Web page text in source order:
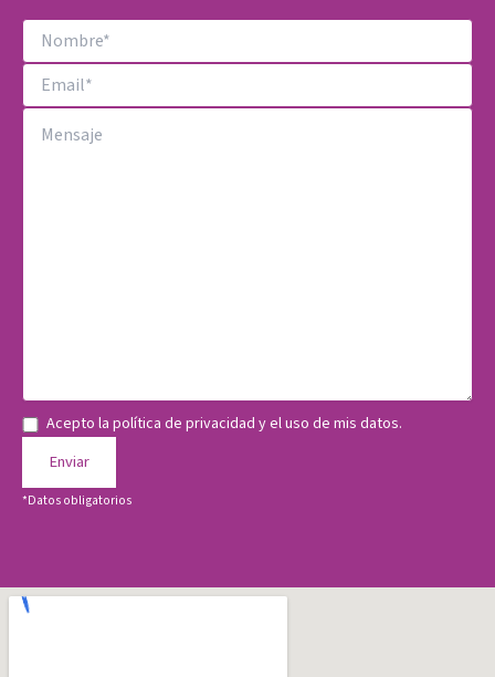
Acepto la política de privacidad y el uso de mis datos.
*Datos obligatorios